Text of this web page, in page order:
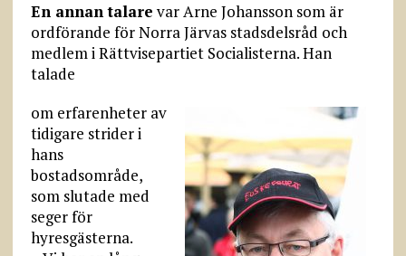
En annan talare var Arne Johansson som är
ordförande för Norra Järvas stadsdelsråd och
medlem i Rättvisepartiet Socialisterna. Han
talade
om erfarenheter av
tidigare strider i
hans
bostadsområde,
som slutade med
seger för
hyresgästerna.